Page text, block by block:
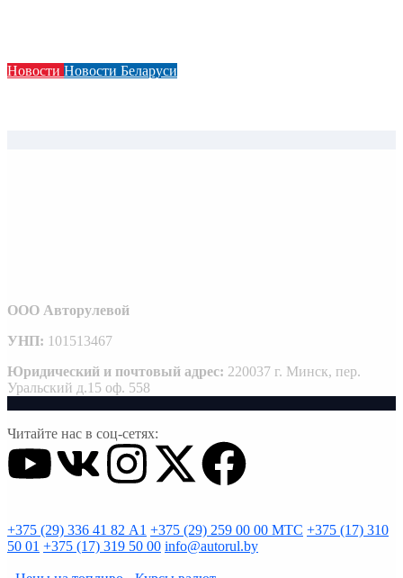
Новости Новости Беларуси
ООО Авторулевой
УНП: 101513467
Юридический и почтовый адрес: 220037 г. Минск, пер.
Уральский д.15 оф. 558
Читайте нас в соц-сетях:
+375 (29) 336 41 82 А1 +375 (29) 259 00 00 МТС +375 (17) 310
50 01 +375 (17) 319 50 00 info@autorul.by